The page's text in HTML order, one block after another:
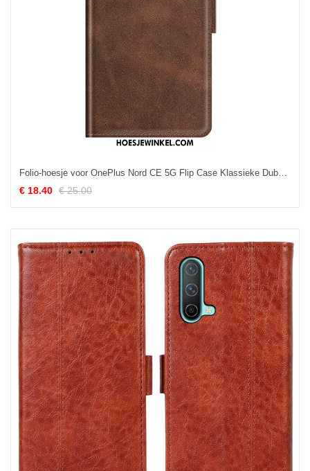
Folio-hoesje voor OnePlus Nord CE 5G Flip Case Klassieke Dubbele Klep
€ 18.40 € 25.00